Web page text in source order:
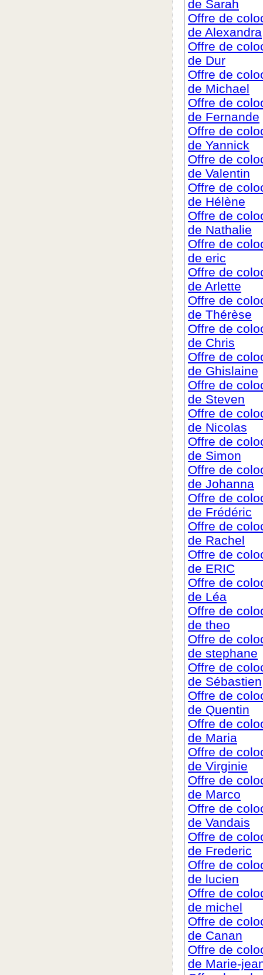
de Sarah
Offre de
de Alexandra
Offre de
de Dur
Offre de
de Michael
Offre de
de Fernande
Offre de
de Yannick
Offre de
de Valentin
Offre de
de Hélène
Offre de
de Nathalie
Offre de
de eric
Offre de
de Arlette
Offre de
de Thérèse
Offre de
de Chris
Offre de
de Ghislaine
Offre de
de Steven
Offre de
de Nicolas
Offre de
de Simon
Offre de
de Johanna
Offre de
de Frédéric
Offre de
de Rachel
Offre de
de ERIC
Offre de
de Léa
Offre de
de theo
Offre de
de stephane
Offre de
de Sébastien
Offre de
de Quentin
Offre de
de Maria
Offre de
de Virginie
Offre de
de Marco
Offre de
de Vandais
Offre de
de Frederic
Offre de
de lucien
Offre de
de michel
Offre de
de Canan
Offre de
de Marie-